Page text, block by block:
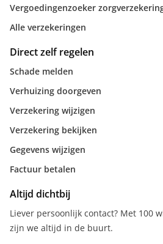
Vergoedingenzoeker
Alle verzekeringen
Direct zelf regelen
Schade melden
Verhuizing doorgeven
Verzekering wijzigen
Verzekering bekijken
Gegevens wijzigen
Factuur betalen
Altijd dichtbij
Liever persoonlijk contact? Met 100
zijn we altijd in de buurt.